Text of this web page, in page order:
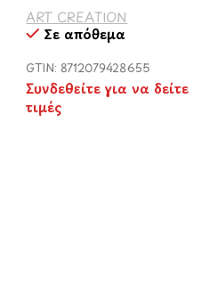
ART CREATION
Σε απόθεμα
GTIN: 8712079428655
Συνδεθείτε για να δείτε
τιμές